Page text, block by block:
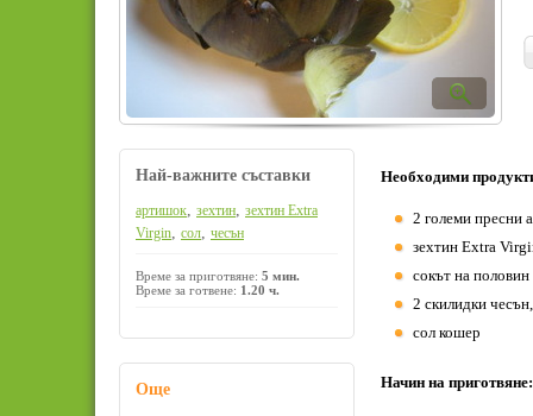
Необходими
2 големи пресни
зехтин Extra
сокът на
2 скилидки
сол кошер
Начин на приготвяне:
Най-важните съставки
артишок, зехтин, зехтин Extra
Virgin, сол, чесън
Време за приготвяне: 5 мин.
Време за готвене: 1.20 ч.
Още